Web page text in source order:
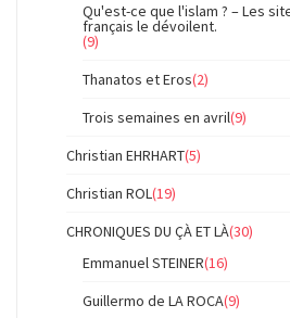
Qu'est-ce que l'islam ? – Les
français le dévoilent.
(9)
Thanatos et Eros(2)
Trois semaines en avril(9)
Christian EHRHART(5)
Christian ROL(19)
CHRONIQUES DU ÇÀ ET LÀ(30)
Emmanuel STEINER(16)
Guillermo de LA ROCA(9)